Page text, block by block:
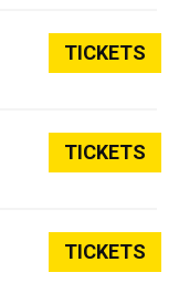
TICKETS
TICKETS
TICKETS